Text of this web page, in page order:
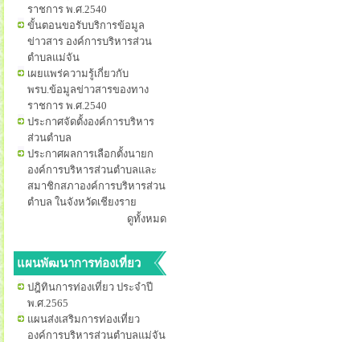
ราชการ พ.ศ.2540
ขั้นตอนขอรับบริการข้อมูล
ข่าวสาร องค์การบริหารส่วน
ตำบลแม่จัน
เผยแพร่ความรู้เกี่ยวกับ
พรบ.ข้อมูลข่าวสารของทาง
ราชการ พ.ศ.2540
ประกาศจัดตั้งองค์การบริหาร
ส่วนตำบล
ประกาศผลการเลือกตั้งนายก
องค์การบริหารส่วนตำบลและ
สมาชิกสภาองค์การบริหารส่วน
ตำบล ในจังหวัดเชียงราย
ดูทั้งหมด
แผนพัฒนาการท่องเที่ยว
ปฎิทินการท่องเที่ยว ประจำปี
พ.ศ.2565
แผนส่งเสริมการท่องเที่ยว
องค์การบริหารส่วนตำบลแม่จัน